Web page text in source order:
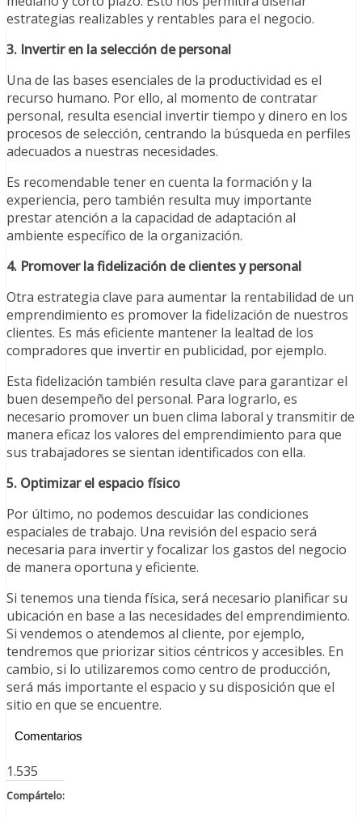
estrategias realizables y rentables para el negocio.
3. Invertir en la selección de personal
Una de las bases esenciales de la productividad es el
recurso humano. Por ello, al momento de contratar
personal, resulta esencial invertir tiempo y dinero en los
procesos de selección, centrando la búsqueda en perfiles
adecuados a nuestras necesidades.
Es recomendable tener en cuenta la formación y la
experiencia, pero también resulta muy importante
prestar atención a la capacidad de adaptación al
ambiente específico de la organización.
4. Promover la fidelización de clientes y personal
Otra estrategia clave para aumentar la rentabilidad de un
emprendimiento es promover la fidelización de nuestros
clientes. Es más eficiente mantener la lealtad de los
compradores que invertir en publicidad, por ejemplo.
Esta fidelización también resulta clave para garantizar el
buen desempeño del personal. Para lograrlo, es
necesario promover un buen clima laboral y transmitir de
manera eficaz los valores del emprendimiento para que
sus trabajadores se sientan identificados con ella.
5. Optimizar el espacio físico
Por último, no podemos descuidar las condiciones
espaciales de trabajo. Una revisión del espacio será
necesaria para invertir y focalizar los gastos del negocio
de manera oportuna y eficiente.
Si tenemos una tienda física, será necesario planificar su
ubicación en base a las necesidades del emprendimiento.
Si vendemos o atendemos al cliente, por ejemplo,
tendremos que priorizar sitios céntricos y accesibles. En
cambio, si lo utilizaremos como centro de producción,
será más importante el espacio y su disposición que el
sitio en que se encuentre.
Comentarios
1.535
Compártelo: